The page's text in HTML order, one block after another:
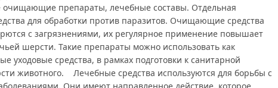
очищающие препараты, лечебные составы. Отдельная
для обработки против паразитов. Очищающие средства
с загрязнениями, их регулярное применение повышает
шерсти. Такие препараты можно использовать как
уходовые средства, в рамках подготовки к санитарной
животного. Лечебные средства используются для борьбы с
Они имеют направленное действие, которое